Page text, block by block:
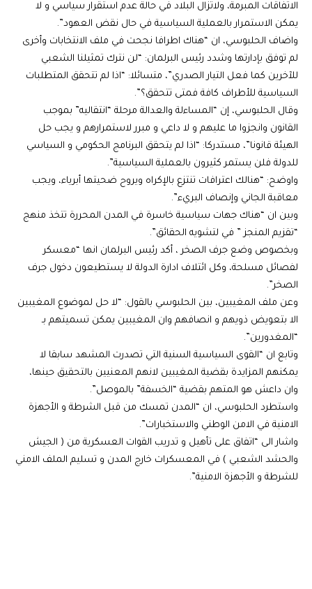
الاتفاقات المبرمة، ولاتزال البلاد في حالة عدم استقرار سياسي و لا
يمكن الاستمرار بالعملية السياسية في حال نقض العهود”.
واضاف الحلبوسي، ان “هناك اطرافا نجحت في ملف الانتخابات وأخرى
لم توفق بإدارتها وشدد رئيس البرلمان: “لن نترك تمثيلنا الشعبي
للآخرين كما فعل التيار الصدري”، متسائلا: “اذا لم تتحقق المتطلبات
السياسية للأطراف كافة فمتى تتحقق؟”.
وقال الحلبوسي، إن “المساءلة والعدالة مرحلة “انتقاليه” بموجب
القانون وانجزوا ما عليهم و لا داعي و مبرر لاستمرارهم و يجب حل
الهيئة قانونا”، مستدركا: “اذا لم يتحقق البرنامج الحكومي و السياسي
للدولة فلن يستمر كثيرون بالعملية السياسية”.
واوضح: “هنالك اعترافات تنتزع بالإكراه ويروح ضحيتها أبرياء، ويجب
معاقبة الجاني وإنصاف البريء”.
وبين ان “هناك جهات سياسية خاسرة في المدن المحررة تتخذ منهج
“تقزيم المنجز ” في لتشويه الحقائق”.
وبخصوص وضع جرف الصخر ، أكد رئيس البرلمان انها “معسكر
لفصائل مسلحة، وكل ائتلاف ادارة الدولة لا يستطيعون دخول جرف
الصخر”.
وعن ملف المغيبين، بين الحلبوسي بالقول: “لا حل لموضوع المغيبين
الا بتعويض ذويهم و انصافهم وان المغيبين يمكن تسميتهم بـ
“المغدورين”.
وتابع ان “القوى السياسية السنية التي تصدرت المشهد سابقا لا
يمكنهم المزايدة بقضية المغيبين لانهم المعنيين بالتحقيق حينها،
وان داعش هو المتهم بقضية “الخسفة” بالموصل”.
واستطرد الحلبوسي، ان “المدن تمسك من قبل الشرطة و الأجهزة
الامنية في الامن الوطني والاستخبارات”.
واشار الى “اتفاق على تأهيل و تدريب القوات العسكرية من ( الجيش
والحشد الشعبي ) في المعسكرات خارج المدن و تسليم الملف الامني
للشرطة و الأجهزة الامنية”.